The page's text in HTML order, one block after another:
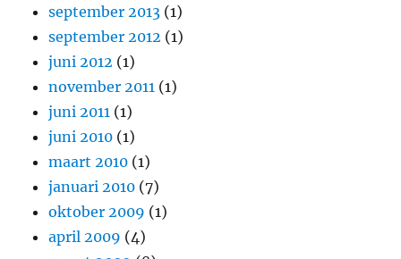
september 2013 (1)
september 2012 (1)
juni 2012 (1)
november 2011 (1)
juni 2011 (1)
juni 2010 (1)
maart 2010 (1)
januari 2010 (7)
oktober 2009 (1)
april 2009 (4)